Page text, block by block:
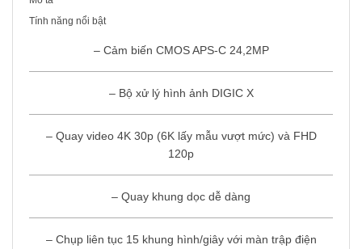
Tính năng nổi bật
– Cảm biến CMOS APS-C 24,2MP
– Bộ xử lý hình ảnh DIGIC X
– Quay video 4K 30p (6K lấy mẫu vượt mức) và FHD
120p
– Quay khung dọc dễ dàng
– Chụp liên tục 15 khung hình/giây với màn trập điện